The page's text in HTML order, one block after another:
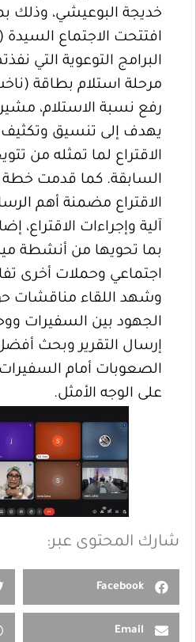
خديجة البوعيشي، وذلك
افتتحت الاجتماع
البرامج التوعوية التي
مرحلة استلام بطاقة
رفع نسبة الاستلام،
يهدف إلى تنسيق
الاقتراع لما تمثله من
السابقة. كما قدمت خطة
الاقتراع مضمنة أهم
آلية وإجراءات الاقتراع،
بما تحويها من أنشطة
اجتماعي وحملات أخرى
وشهد اللقاء مناقشات
الجهود بين السفيرات
إرسال التقرير وبحث
الصعوبات أمام
على الوجه الأمثل.
شارك المحتوى عبر:
Facebook
Email